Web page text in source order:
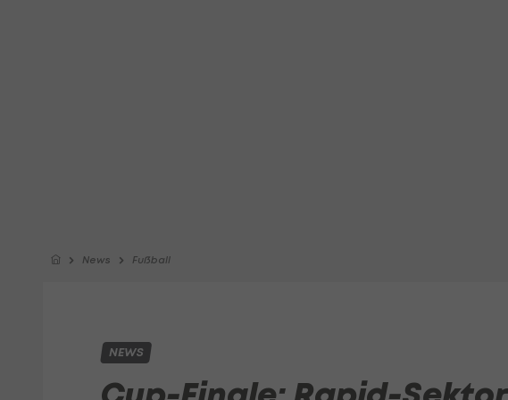
News Fußball
NEWS